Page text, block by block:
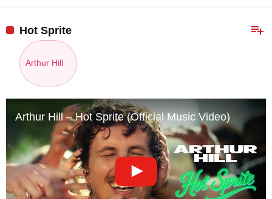
playlist_add
Hot Sprite
Arthur Hill
Arthur Hill – Hot Sprite (Official Music Video)